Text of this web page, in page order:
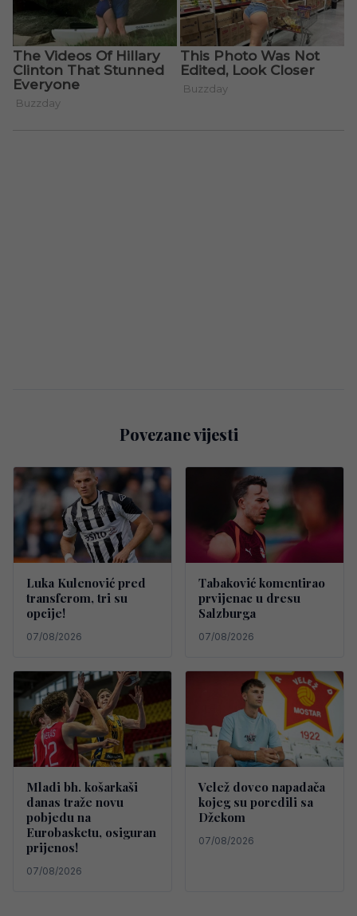
Povezane vijesti
Luka Kulenović pred
transferom, tri su
opcije!
07/08/2026
Tabaković komentirao
prvijenac u dresu
Salzburga
07/08/2026
Mladi bh. košarkaši
danas traže novu
pobjedu na
Eurobasketu, osiguran
prijenos!
07/08/2026
Velež doveo napadača
kojeg su poredili sa
Džekom
07/08/2026